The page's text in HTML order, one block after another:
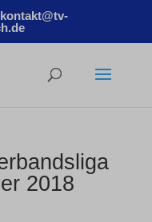
kontakt@tv-
2018